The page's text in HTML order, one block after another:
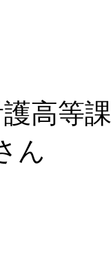
高等
ん